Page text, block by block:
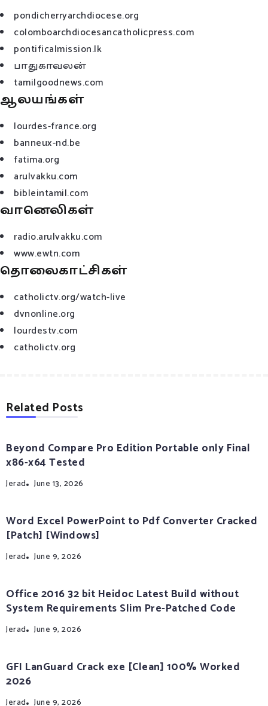
pondicherryarchdiocese.org
colomboarchdiocesancatholicpress.com
pontificalmission.lk
பாதுகாவலன்
tamilgoodnews.com
ஆலயங்கள்
lourdes-france.org
banneux-nd.be
fatima.org
arulvakku.com
bibleintamil.com
வானெலிகள்
radio.arulvakku.com
www.ewtn.com
தொலைகாட்சிகள்
catholictv.org/watch-live
dvnonline.org
lourdestv.com
catholictv.org
Related Posts
Beyond Compare Pro Edition Portable only Final
x86-x64 Tested
Jerad June 13, 2026
Word Excel PowerPoint to Pdf Converter Cracked
[Patch] [Windows]
Jerad June 9, 2026
Office 2016 32 bit Heidoc Latest Build without
System Requirements Slim Pre-Patched Code
Jerad June 9, 2026
GFI LanGuard Crack exe [Clean] 100% Worked
2026
Jerad June 9, 2026